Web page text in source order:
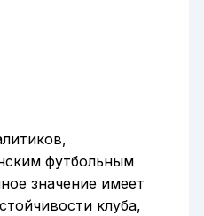
футбольным
значение имеет
клуба,